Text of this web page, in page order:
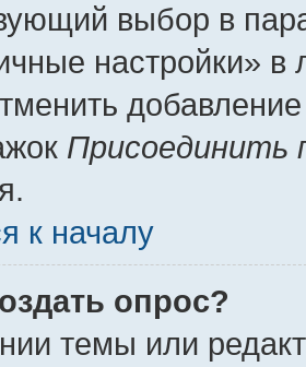
выбор в
настройки»
Присоединить
к началу
опрос?
темы или